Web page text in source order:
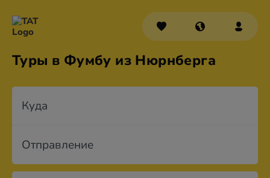
Туры в Фумбу из Нюрнберга
Куда
Отправление